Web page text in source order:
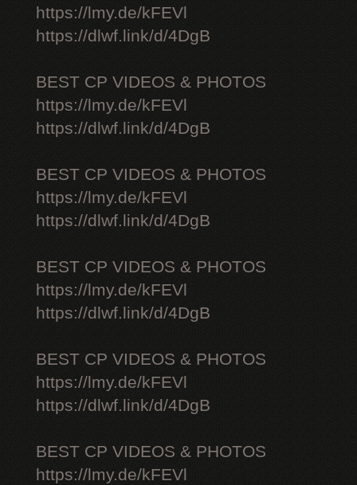
https://lmy.de/kFEVl
https://dlwf.link/d/4DgB
BEST CP VIDEOS & PHOTOS
https://lmy.de/kFEVl
https://dlwf.link/d/4DgB
BEST CP VIDEOS & PHOTOS
https://lmy.de/kFEVl
https://dlwf.link/d/4DgB
BEST CP VIDEOS & PHOTOS
https://lmy.de/kFEVl
https://dlwf.link/d/4DgB
BEST CP VIDEOS & PHOTOS
https://lmy.de/kFEVl
https://dlwf.link/d/4DgB
BEST CP VIDEOS & PHOTOS
https://lmy.de/kFEVl